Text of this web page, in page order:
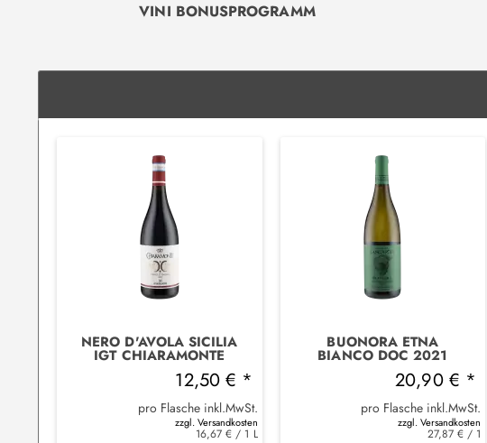
VINI BONUSPROGRAMM
NERO D'AVOLA SICILIA
IGT CHIARAMONTE
2021 FIRRIATO12,50 € *
pro Flasche inkl.MwSt.
zzgl. Versandkosten
16,67 € / 1 L
BUONORA ETNA
BIANCO DOC 2021
TENUTA TASCANTE
20,90 € *
pro Flasche inkl.MwSt.
zzgl. Versandkosten
27,87 € / 1